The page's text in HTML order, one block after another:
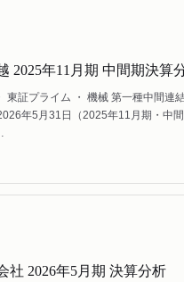
2025年11月期 中間期決算
東証プライム ・ 機械 第一種中間連
年5月31日（2025年11月期・中
社 2026年5月期 決算分析